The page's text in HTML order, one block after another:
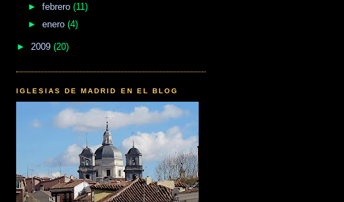
► febrero (11)
► enero (4)
► 2009 (20)
IGLESIAS DE MADRID EN EL BLOG